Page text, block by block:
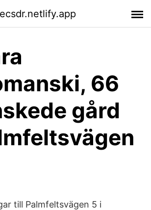
66
gård
till Palmfeltsvägen 5 i